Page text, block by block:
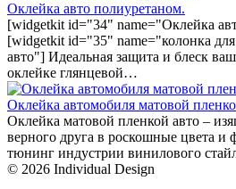
Оклейка авто полиуретаном.
[widgetkit id="34" name="Оклейка
[widgetkit id="35" name="колонка
авто"] Идеальная защита и блеск
оклейке глянцевой…
Оклейка автомобиля матовой
Оклейка матовой пленкой авто –
верного друга в роскошные цвета и
тюнинг индустрии винилового
© 2026 Individual Design